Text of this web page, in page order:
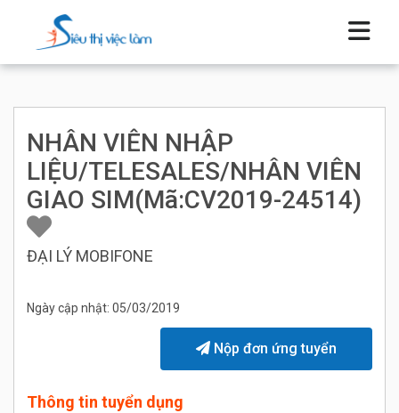
NHÂN VIÊN NHẬP
LIỆU/TELESALES/NHÂN VIÊN
GIAO SIM(Mã:CV2019-24514)
ĐẠI LÝ MOBIFONE
Ngày cập nhật: 05/03/2019
Nộp đơn ứng tuyển
Thông tin tuyển dụng